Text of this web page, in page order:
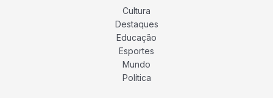
Cultura
Destaques
Educação
Esportes
Mundo
Política